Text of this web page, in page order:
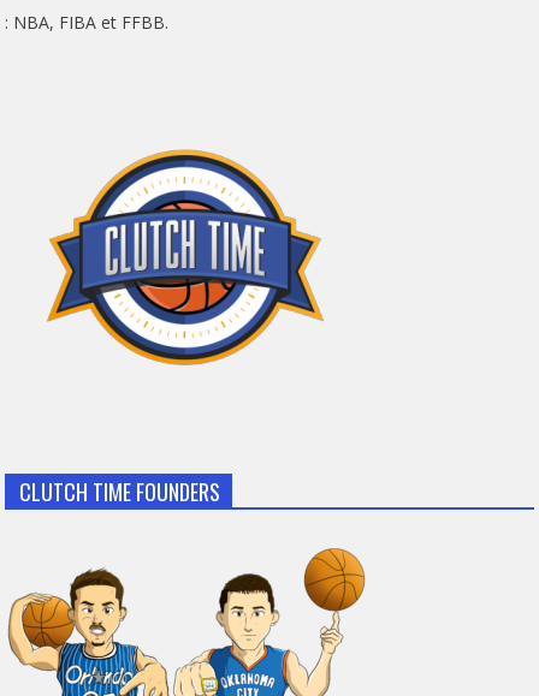
: NBA, FIBA et FFBB.
CLUTCH TIME FOUNDERS